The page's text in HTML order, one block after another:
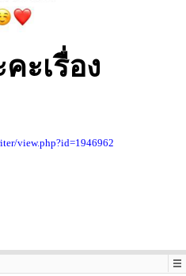
ะเรื่อง
view.php?id=1946962